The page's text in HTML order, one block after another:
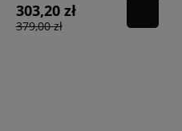
303,20 zł
379,00 zł